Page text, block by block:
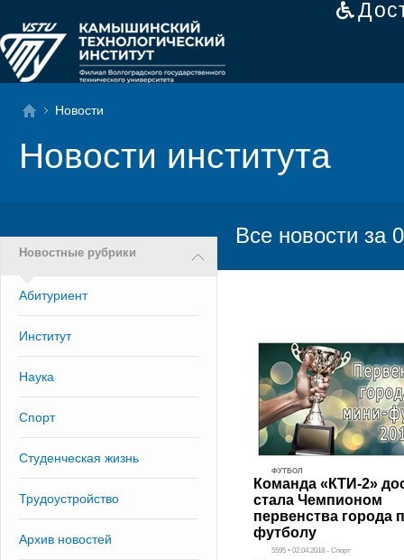
Новости
Новости института
Новостные рубрики
Абитуриент
Институт
Наука
Спорт
Студенческая жизнь
Трудоустройство
Архив новостей
Все новости за
ФУТБОЛ
Команда «КТИ-2»
стала Чемпионом
первенства города
футболу
5595 • 02.04.2018 - Спорт